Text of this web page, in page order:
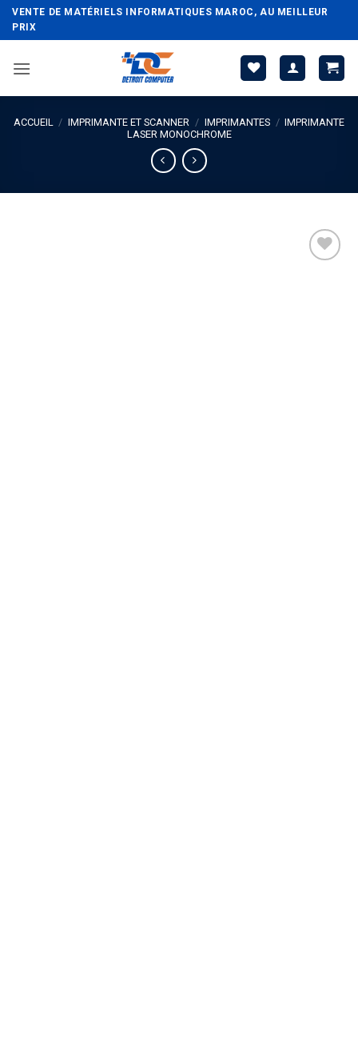
Passer
au
VENTE DE MATÉRIELS INFORMATIQUES MAROC, AU MEILLEUR
PRIX
ACCUEIL / IMPRIMANTE ET SCANNER / IMPRIMANTES / IMPRIMANTE
LASER MONOCHROME